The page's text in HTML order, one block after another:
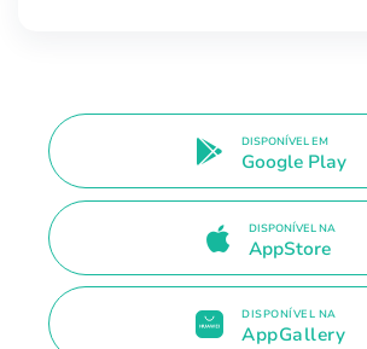
DISPONÍVEL EM
Google Play
DISPONÍVEL NA
AppStore
DISPONÍVEL NA
AppGallery